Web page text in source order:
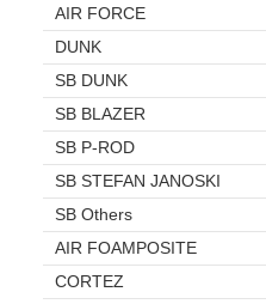
AIR FORCE
DUNK
SB DUNK
SB BLAZER
SB P-ROD
SB STEFAN JANOSKI
SB Others
AIR FOAMPOSITE
CORTEZ